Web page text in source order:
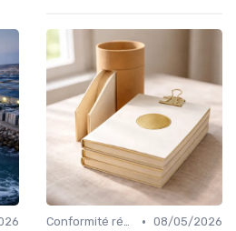
Conformité réglementaire • 08/05/2026